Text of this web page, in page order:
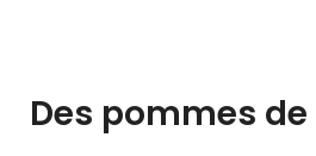
Des pommes